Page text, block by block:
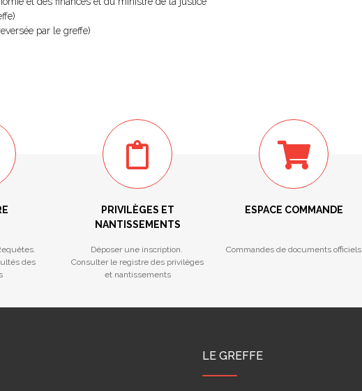
par le greffe)
des
PRIVILÈGES ET
NANTISSEMENTS
Déposer une inscription.
Consulter le registre des privilèges
et nantissements
ESPACE COMMANDE
Commandes de documents officiels
LE GREFFE